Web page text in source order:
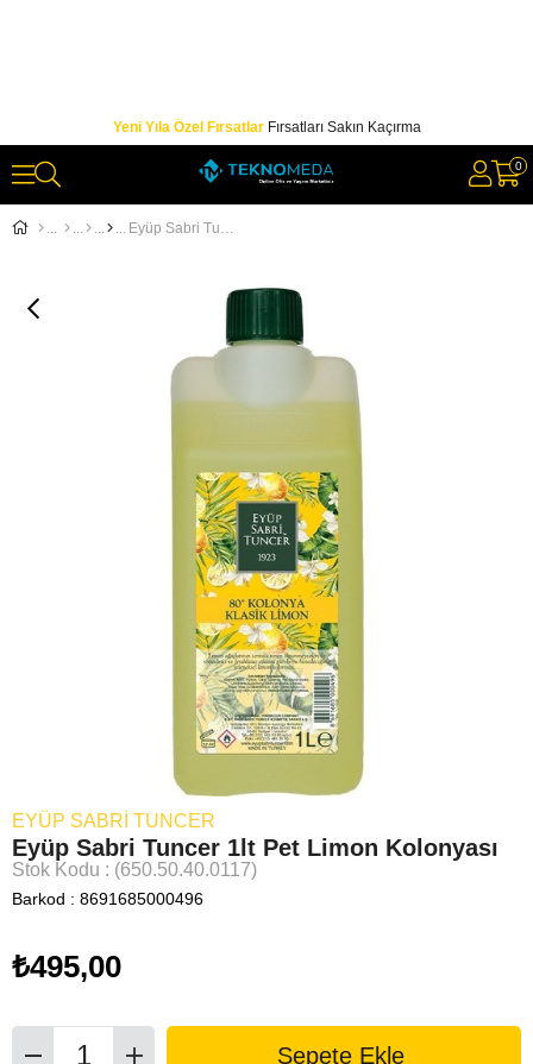
Yeni Yıla Özel FırsatlarFırsatları Sakın Kaçırma
0
Eyüp Sabri Tuncer 1lt Pet Limon Kolonyası
EYÜP SABRİ TUNCER
Eyüp Sabri Tuncer 1lt Pet Limon Kolonyası
Stok Kodu (650.50.40.0117)
Barkod : 8691685000496
₺495,00